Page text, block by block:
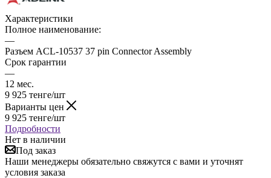
Характеристики
Полное наименование:
—
Разъем ACL-10537 37 pin Connector Assembly
Срок гарантии
—
12 мес.
9 925 тенге/шт
Варианты цен
9 925 тенге/шт
Подробности
Нет в наличии
Под заказ
Наши менеджеры обязательно свяжутся с вами и уточнят
условия заказа